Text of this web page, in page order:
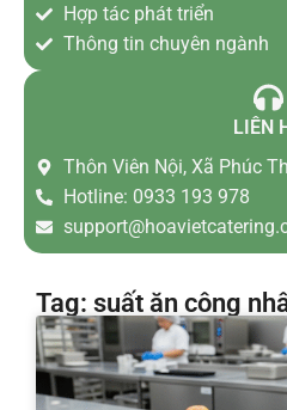
Hợp tác phát triển
Thông tin chuyên ngành
LIÊN
Thôn Viên Nội, Xã Phúc
Hotline: 0933 193 978
Tag: suất ăn công